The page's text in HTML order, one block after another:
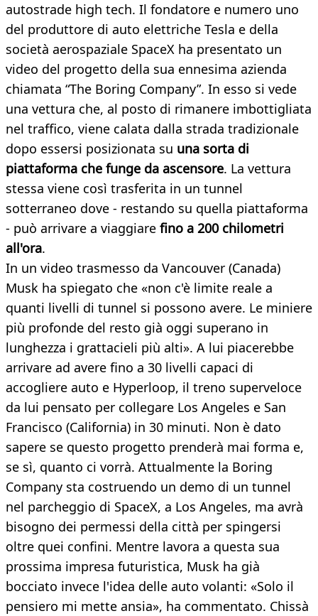
autostrade high tech. Il fondatore e numero uno
del produttore di auto elettriche Tesla e della
società aerospaziale SpaceX ha presentato un
video del progetto della sua ennesima azienda
chiamata “The Boring Company”. In esso si vede
una vettura che, al posto di rimanere imbottigliata
nel traffico, viene calata dalla strada tradizionale
dopo essersi posizionata su una sorta di
piattaforma che funge da ascensore. La vettura
stessa viene così trasferita in un tunnel
sotterraneo dove - restando su quella piattaforma
- può arrivare a viaggiare fino a 200 chilometri
all'ora.
In un video trasmesso da Vancouver (Canada)
Musk ha spiegato che «non c'è limite reale a
quanti livelli di tunnel si possono avere. Le miniere
più profonde del resto già oggi superano in
lunghezza i grattacieli più alti». A lui piacerebbe
arrivare ad avere fino a 30 livelli capaci di
accogliere auto e Hyperloop, il treno superveloce
da lui pensato per collegare Los Angeles e San
Francisco (California) in 30 minuti. Non è dato
sapere se questo progetto prenderà mai forma e,
se sì, quanto ci vorrà. Attualmente la Boring
Company sta costruendo un demo di un tunnel
nel parcheggio di SpaceX, a Los Angeles, ma avrà
bisogno dei permessi della città per spingersi
oltre quei confini. Mentre lavora a questa sua
prossima impresa futuristica, Musk ha già
bocciato invece l'idea delle auto volanti: «Solo il
pensiero mi mette ansia», ha commentato. Chissà